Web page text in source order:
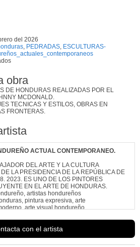
del 2026
, PEDRADAS, ESCULTURAS-
obra
DE HONDURAS REALIZADAS POR EL
MCDONALD.
TECNICAS Y ESTILOS, OBRAS EN
FRONTERAS.
ACTUAL CONTEMPORANEO.
DEL ARTE Y LA CULTURA
LA PRESIDENCIA DE LA REPÚBLICA DE
2023. ES UNO DE LOS PINTORES
EN EL ARTE DE HONDURAS.
artistas hondureños
pintura expresiva, arte
arte visual hondureño.
con el artista